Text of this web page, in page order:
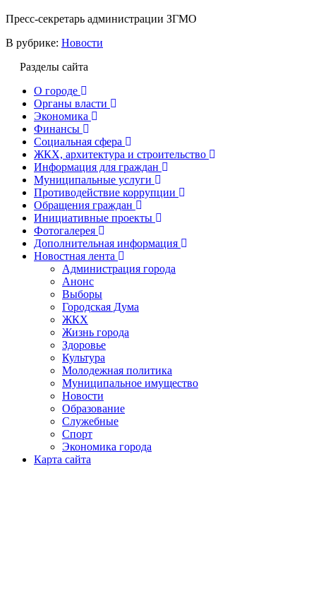
Пресс-секретарь администрации ЗГМО
В рубрике: Новости
Разделы сайта
О городе
Органы власти
Экономика
Финансы
Социальная сфера
ЖКХ, архитектура и строительство
Информация для граждан
Муниципальные услуги
Противодействие коррупции
Обращения граждан
Инициативные проекты
Фотогалерея
Дополнительная информация
Новостная лента
Администрация города
Анонс
Выборы
Городская Дума
ЖКХ
Жизнь города
Здоровье
Культура
Молодежная политика
Муниципальное имущество
Новости
Образование
Служебные
Спорт
Экономика города
Карта сайта